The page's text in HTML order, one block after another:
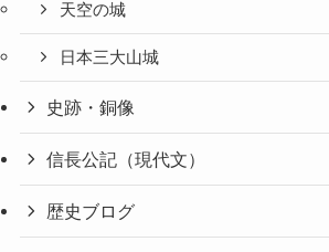
天空の城
日本三大山城
史跡・銅像
信長公記（現代文）
歴史ブログ